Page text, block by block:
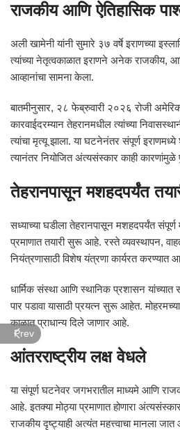
राजकीय आणि ऐतिहासिक
अली खामेनी यांनी सुमारे ३७ वर्षे इराणच्या
त्यांच्या नेतृत्वकाळात इराणने अनेक राजकीय,
आव्हानांचा सामना केला.
बातमीनुसार, २८ फेब्रुवारी २०२६ रोजी
कारवाईदरम्यान तेहरानमधील त्यांच्या
त्यांचा मृत्यू झाला. या घटनेनंतर संपूर्ण
त्यानंतर नियोजित अंत्यसंस्कार काही
तेहरानपासून मशहदपर्यंत
सध्याच्या घडीला तेहरानपासून मशहदपर्यंत संपूर्ण
प्रमाणात तयारी सुरू आहे. रस्ते व्यवस्थापन,
नियंत्रणासाठी विशेष यंत्रणा कार्यरत करण्यात
धार्मिक संस्था आणि स्थानिक प्रशासन
पार पडावा यासाठी प्रयत्न सुरू आहेत. मोहरमच्या
काळात प्राधान्य दिले जाणार आहे.
आंतरराष्ट्रीय लक्ष वेधले
या संपूर्ण घटनेवर जगभरातील माध्यमे आणि
आहे. इतक्या मोठ्या प्रमाणात होणारा
राजकीय दृष्ट्याही अत्यंत महत्त्वाचा मानला
Prev